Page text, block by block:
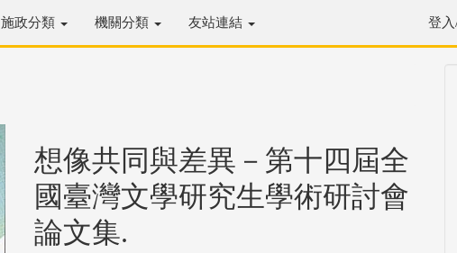
施政分類 機關分類 友站連結 登
想像共同與差異－第十四屆全
國臺灣文學研究生學術研討會
論文集.